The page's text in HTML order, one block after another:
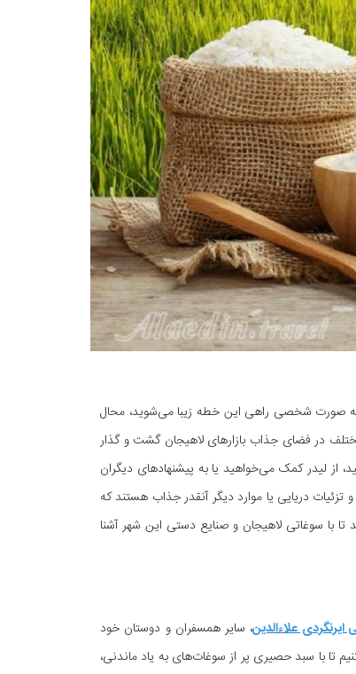
صورت شخصی راهی این خطه زیبا می‌شوید، محال
در فضای جذاب بازارهای لاهیجان گشت و گذار
لیدر کمک می‌خواهید یا به پیشنهادهای دیگران
دریایی یا موارد دیگر آنقدر جذاب هستند که
تا با سوغاتی لاهیجان و صنایع دستی این شهر آشنا
علاءالدین، سایر همسفران و دوستان خود
تا با سبد حصیری پر از سوغات‌های به یاد ماندنی،